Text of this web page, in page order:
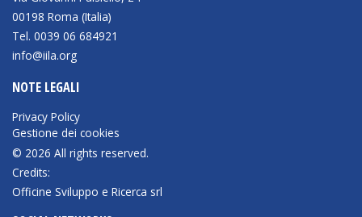
OPPORTUNITÀ
Bandi
Borse di studio
Alta Formazione
Albo fornitori
Contratti/Accordi/Grant
00198 Roma (Italia)
Tel. 0039 06 684921
info@iila.org
NOTE LEGALI
Privacy Policy
Gestione dei cookies
© 2026 All rights reserved.
Credits:
Officine Sviluppo e Ricerca srl